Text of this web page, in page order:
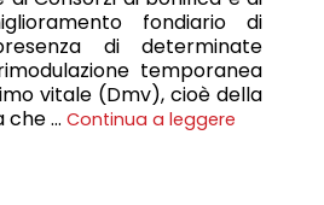
fondiario di
di determinate
temporanea
vitale (Dmv), cioè della
che … Continua a leggere